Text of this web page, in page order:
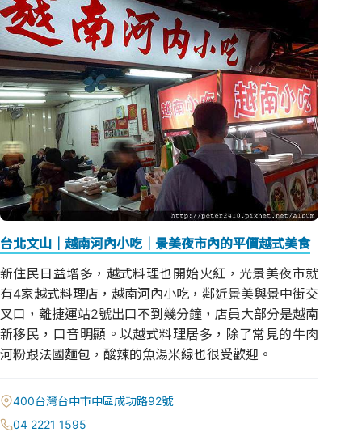
台北文山｜越南河內小吃｜景美夜市內的平價越式美食
新住民日益增多，越式料理也開始火紅，光景美夜市就
有4家越式料理店，越南河內小吃，鄰近景美與景中街交
叉口，離捷運站2號出口不到幾分鐘，店員大部分是越南
新移民，口音明顯。以越式料理居多，除了常見的牛肉
河粉跟法國麵包，酸辣的魚湯米線也很受歡迎。
400台灣台中市中區成功路92號
04 2221 1595